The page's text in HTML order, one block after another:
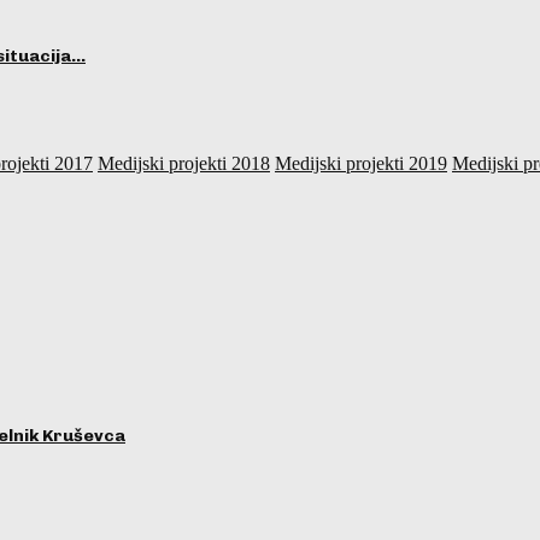
2017 Medijski projekti 2018 Medijski projekti 2019 Medijski
Kruševca